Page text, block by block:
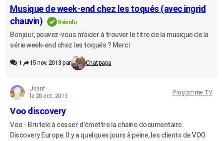
Musique de week-end chez les toqués (avec ingrid
chauvin)
Résolu
Bonjour, pouvez-vous m'aider à trouver le titre de la musique de la
série week-end chez les toqués ? Merci
1 15 nov. 2013 par Chatpapa
Jeanf
le 28 oct. 2013
Programme TV
Voo discovery
Voo - Brutele à cesser d'émettre la chaine documentaire
Discovery Europe. Il y a quelques jours à peine, les clients de VOO